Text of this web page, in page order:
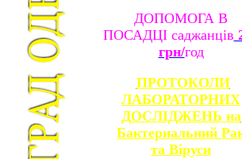
ДОПОМОГА В
ПОСАДЦІ саджанців
грн/год
ПРОТОКОЛИ
ЛАБОРАТОРНИХ
ДОСЛІДЖЕНЬ на
Бактериальний
та Віруси